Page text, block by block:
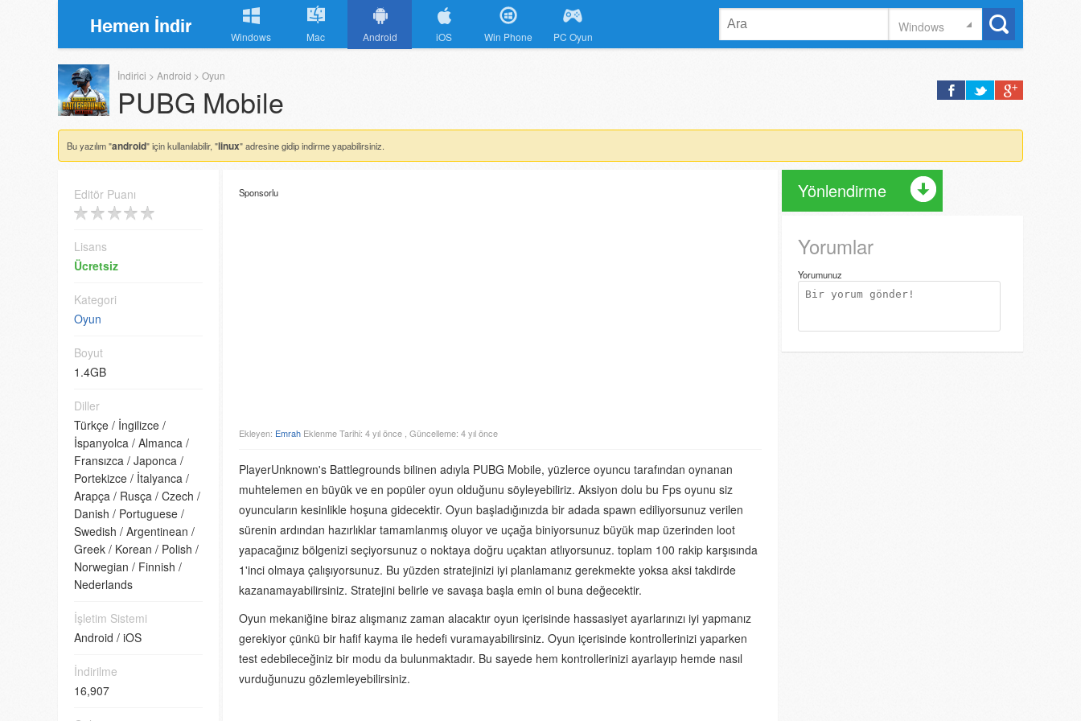
Windows Mac Android iOS Win Phone PC Oyun
Windows
İndirici > Android > Oyun
PUBG Mobile
Bu yazılım "android" için kullanılabilir, "linux" adresine gidip indirme yapabilirsiniz.
Editör Puanı
Lisans
Ücretsiz
Kategori
Oyun
Boyut
1.4GB
Diller
Türkçe / İngilizce /
İspanyolca / Almanca /
Fransızca / Japonca /
Portekizce / İtalyanca /
Arapça / Rusça / Czech /
Danish / Portuguese /
Swedish / Argentinean /
Greek / Korean / Polish /
Norwegian / Finnish /
Nederlands
İşletim Sistemi
Android / iOS
İndirilme
16,907
Sponsorlu
Ekleyen: Emrah Eklenme Tarihi: 4 yıl önce , Güncelleme: 4 yıl önce
PlayerUnknown's Battlegrounds bilinen adıyla PUBG Mobile, yüzlerce oyuncu tarafından oynanan
muhtelemen en büyük ve en popüler oyun olduğunu söyleyebiliriz. Aksiyon dolu bu Fps oyunu siz
oyuncuların kesinlikle hoşuna gidecektir. Oyun başladığınızda bir adada spawn ediliyorsunuz verilen
sürenin ardından hazırlıklar tamamlanmış oluyor ve uçağa biniyorsunuz büyük map üzerinden loot
yapacağınız bölgenizi seçiyorsunuz o noktaya doğru uçaktan atlıyorsunuz. toplam 100 rakip karşısında
1'inci olmaya çalışıyorsunuz. Bu yüzden stratejinizi iyi planlamanız gerekmekte yoksa aksi takdirde
kazanamayabilirsiniz. Stratejini belirle ve savaşa başla emin ol buna değecektir.
Oyun mekaniğine biraz alışmanız zaman alacaktır oyun içerisinde hassasiyet ayarlarınızı iyi yapmanız
gerekiyor çünkü bir hafif kayma ile hedefi vuramayabilirsiniz. Oyun içerisinde kontrollerinizi yaparken
test edebileceğiniz bir modu da bulunmaktadır. Bu sayede hem kontrollerinizi ayarlayıp hemde nasıl
vurduğunuzu gözlemleyebilirsiniz.
Yönlendirme
Yorumlar
Yorumunuz